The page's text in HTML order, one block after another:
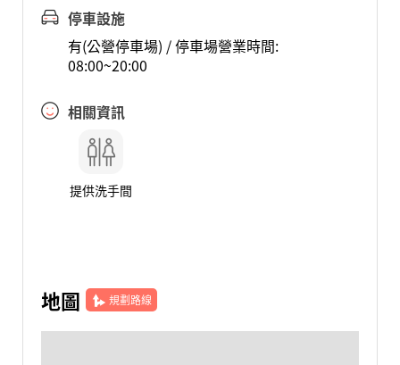
停車設施
有(公營停車場) / 停車場營業時間:
08:00~20:00
相關資訊
提供洗手間
地圖 規劃路線